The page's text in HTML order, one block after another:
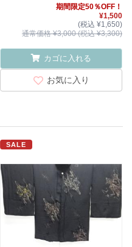
期間限定50％OFF！
¥1,500
(税込 ¥1,650)
通常価格 ¥3,000 (税込 ¥3,300)
カゴに入れる
お気に入り
SALE